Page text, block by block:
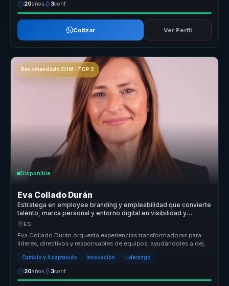
20años 3conf.
Cotizar Ver Perfil
Recomendado CHM · TOP 2
Disponible
Eva Collado Durán
Estratega en employee branding y empleabilidad que convierte
talento, marca personal y entorno digital en visibilidad y
adaptación para organizaciones.
ES
Eva Collado Durán orquesta experiencias transformadoras para
líderes, directivos y responsables de equipos, ayudándoles a dejar
atrás equ...
Cambio y Adaptación Innovación Liderazgo
20años 3conf.